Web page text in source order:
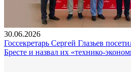
30.06.2026
Госсекретарь Сергей Глазьев
Бресте и назвал их «технико-